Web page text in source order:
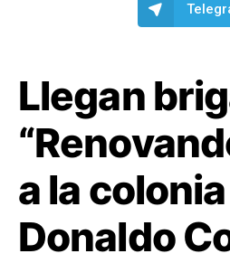
Llegan
a la
Donaldo